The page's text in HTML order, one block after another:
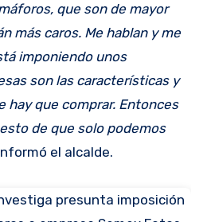
que son de mayor
más caros. Me hablan y me
imponiendo unos
son las características y
hay que comprar. Entonces
de que solo podemos
el alcalde.